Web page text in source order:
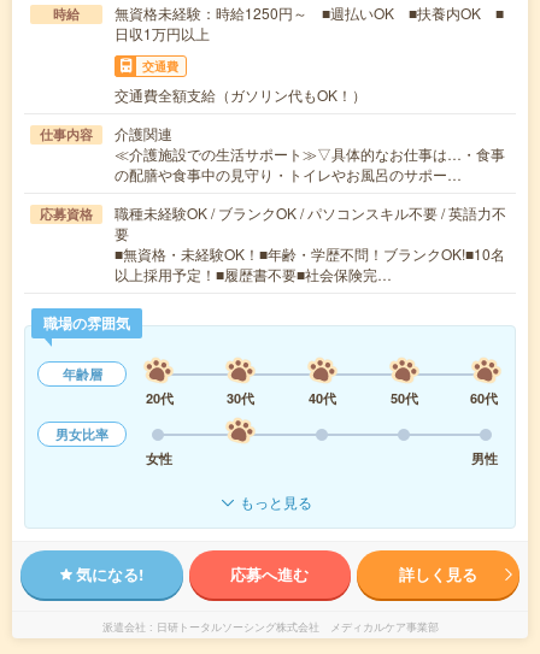
時給
無資格未経験：時給1250円～ ■週払いOK ■扶養内OK ■
日収1万円以上
交通費
交通費全額支給（ガソリン代もOK！）
仕事内容
介護関連
≪介護施設での生活サポート≫▽具体的なお仕事は…・食事
の配膳や食事中の見守り・トイレやお風呂のサポー…
応募資格
職種未経験OK / ブランクOK / パソコンスキル不要 / 英語力不
要
■無資格・未経験OK！■年齢・学歴不問！ブランクOK!■10名
以上採用予定！■履歴書不要■社会保険完…
職場の雰囲気
年齢層
20代
30代 40代 50代
60代
男女比率
女性
男性
もっと見る
気になる! 応募へ進む 詳しく見る
派遣会社 日研トータルソーシング株式会社 メディカルケア事業部